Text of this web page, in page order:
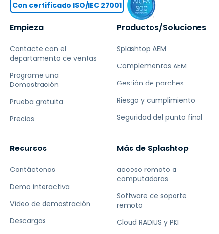
Empieza
Contacte con el
departamento de ventas
Programe una
Demostración
Prueba gratuita
Precios
Productos/Soluciones
Splashtop AEM
Complementos AEM
Gestión de parches
Riesgo y cumplimiento
Seguridad del punto final
Recursos
Contáctenos
Demo interactiva
Vídeo de demostración
Descargas
Más de Splashtop
acceso remoto a
computadoras
Software de soporte
remoto
Cloud RADIUS y PKI
Con certificado ISO/IEC 27001